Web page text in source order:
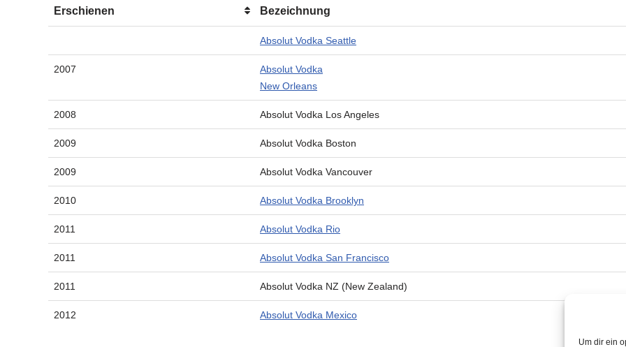
Um dir ein
Erschienen Bezeichnung
Absolut Vodka Seattle
2007
Absolut Vodka
New Orleans
2008 Absolut Vodka Los Angeles
2009 Absolut Vodka Boston
2009 Absolut Vodka Vancouver
2010 Absolut Vodka Brooklyn
2011 Absolut Vodka Rio
2011 Absolut Vodka San Francisco
2011 Absolut Vodka NZ (New Zealand)
2012 Absolut Vodka Mexico